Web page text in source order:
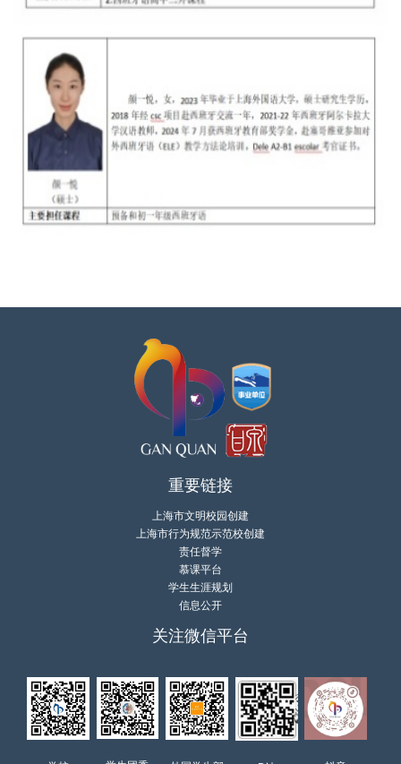
重要链接
上海市文明校园创建
上海市行为规范示范校创建
责任督学
慕课平台
学生生涯规划
信息公开
关注微信平台